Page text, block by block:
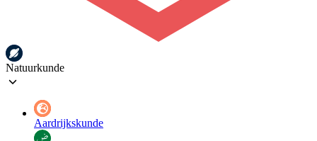
Natuurkunde
Aardrijkskunde